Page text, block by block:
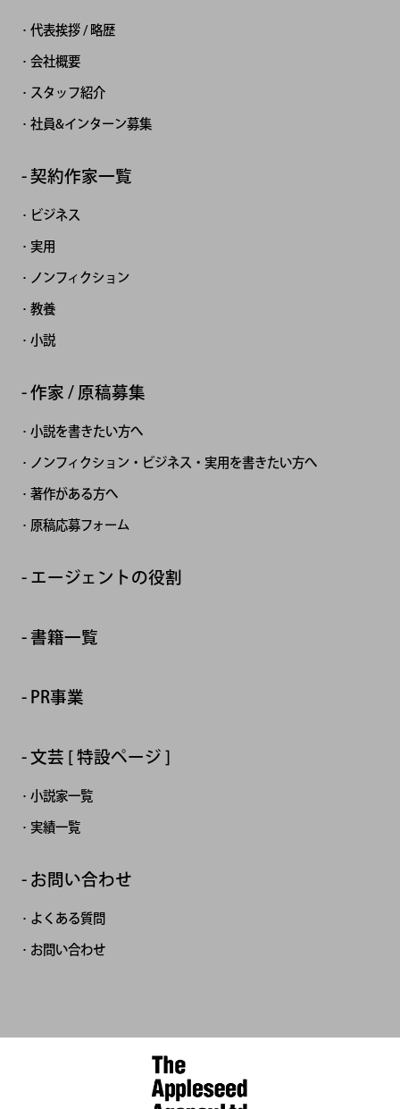
代表挨拶 / 略歴
会社概要
スタッフ紹介
社員&インターン募集
契約作家一覧
ビジネス
実用
ノンフィクション
教養
小説
作家 / 原稿募集
小説を書きたい方へ
ノンフィクション・ビジネス・実用を書きたい方へ
著作がある方へ
原稿応募フォーム
エージェントの役割
書籍一覧
PR事業
文芸 [ 特設ページ ]
小説家一覧
実績一覧
お問い合わせ
よくある質問
お問い合わせ